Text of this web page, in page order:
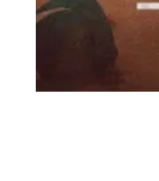
FR -
FR -